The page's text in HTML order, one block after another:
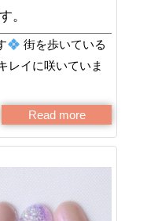
。
街を歩いている
レイに咲いていま
Read more